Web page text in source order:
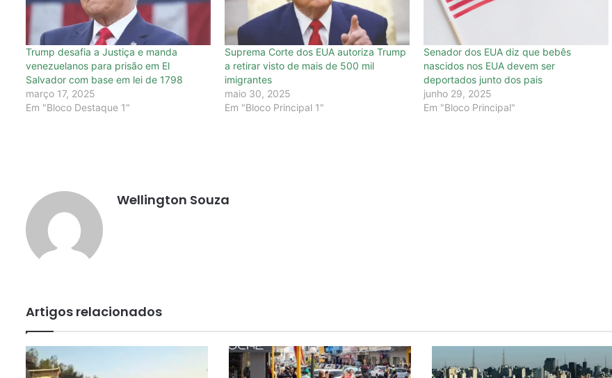
Trump desafia a Justiça e manda
venezuelanos para prisão em El
Salvador com base em lei de 1798
março 17, 2025
Em "Bloco Destaque 1"
Suprema Corte dos EUA autoriza Trump
a retirar visto de mais de 500 mil
imigrantes
maio 30, 2025
Em "Bloco Principal 1"
Senador dos EUA diz que bebês
nascidos nos EUA devem ser
deportados junto dos pais
junho 29, 2025
Em "Bloco Principal"
Wellington Souza
Artigos relacionados